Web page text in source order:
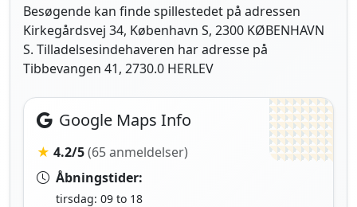
Besøgende kan finde spillestedet på adressen
Kirkegårdsvej 34, København S, 2300 KØBENHAVN
S. Tilladelsesindehaveren har adresse på
Tibbevangen 41, 2730.0 HERLEV
Google Maps Info
★ 4.2/5(65 anmeldelser)
Åbningstider:
tirsdag: 09 to 18